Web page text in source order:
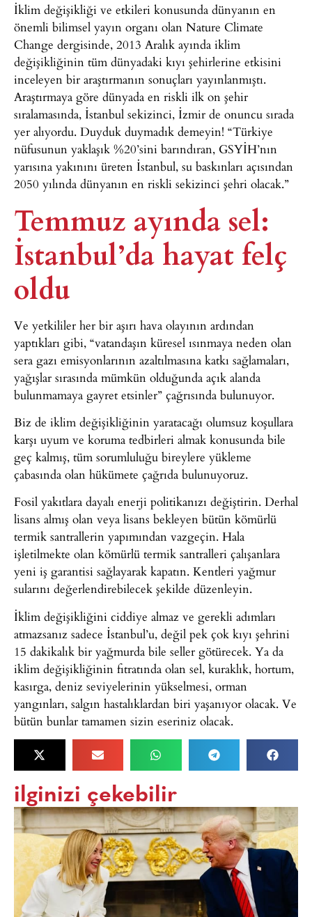
İklim değişikliği ve etkileri konusunda dünyanın en
önemli bilimsel yayın organı olan Nature Climate
Change dergisinde, 2013 Aralık ayında iklim
değişikliğinin tüm dünyadaki kıyı şehirlerine etkisini
inceleyen bir araştırmanın sonuçları yayınlanmıştı.
Araştırmaya göre dünyada en riskli ilk on şehir
sıralamasında, İstanbul sekizinci, İzmir de onuncu sırada
yer alıyordu. Duyduk duymadık demeyin! “Türkiye
nüfusunun yaklaşık %20’sini barındıran, GSYİH’nın
yarısına yakınını üreten İstanbul, su baskınları açısından
2050 yılında dünyanın en riskli sekizinci şehri olacak.”
Temmuz ayında sel:
İstanbul’da hayat felç
oldu
Ve yetkililer her bir aşırı hava olayının ardından
yaptıkları gibi, “vatandaşın küresel ısınmaya neden olan
sera gazı emisyonlarının azaltılmasına katkı sağlamaları,
yağışlar sırasında mümkün olduğunda açık alanda
bulunmamaya gayret etsinler” çağrısında bulunuyor.
Biz de iklim değişikliğinin yaratacağı olumsuz koşullara
karşı uyum ve koruma tedbirleri almak konusunda bile
geç kalmış, tüm sorumluluğu bireylere yükleme
çabasında olan hükümete çağrıda bulunuyoruz.
Fosil yakıtlara dayalı enerji politikanızı değiştirin. Derhal
lisans almış olan veya lisans bekleyen bütün kömürlü
termik santrallerin yapımından vazgeçin. Hala
işletilmekte olan kömürlü termik santralleri çalışanlara
yeni iş garantisi sağlayarak kapatın. Kentleri yağmur
sularını değerlendirebilecek şekilde düzenleyin.
İklim değişikliğini ciddiye almaz ve gerekli adımları
atmazsanız sadece İstanbul’u, değil pek çok kıyı şehrini
15 dakikalık bir yağmurda bile seller götürecek. Ya da
iklim değişikliğinin fıtratında olan sel, kuraklık, hortum,
kasırga, deniz seviyelerinin yükselmesi, orman
yangınları, salgın hastalıklardan biri yaşanıyor olacak. Ve
bütün bunlar tamamen sizin eseriniz olacak.
ilginizi çekebilir